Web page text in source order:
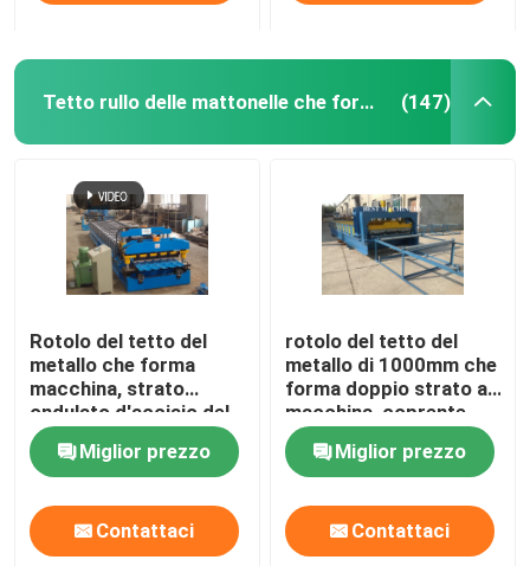
Tetto rullo delle mattonelle che forma macchina (147)
Rotolo del tetto del
metallo che forma
macchina, strato
ondulato d'acciaio del
tetto di colore che fa
macchinaMiglior prezzo
Contattaci
rotolo del tetto del
metallo di 1000mm che
forma doppio strato a
macchina, coprente
strato che fa macchina
Miglior prezzo
Contattaci